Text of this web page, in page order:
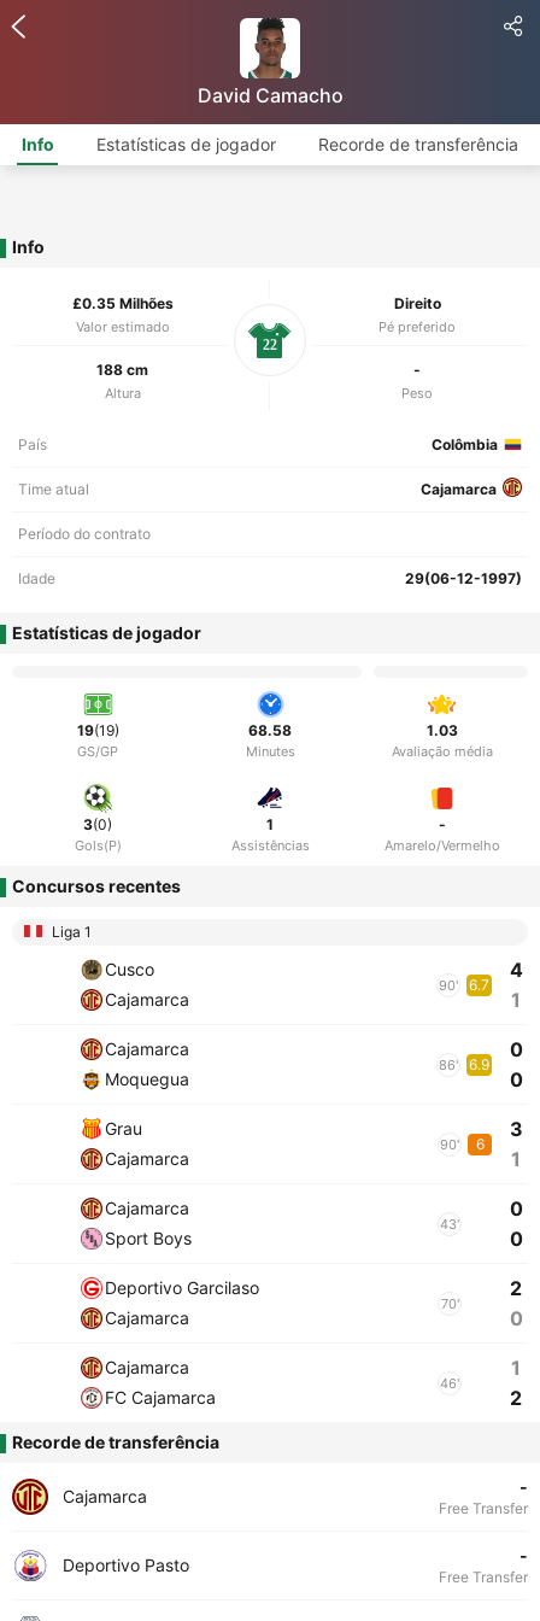
David Camacho
Info Estatísticas de jogador Recorde de transferência
Info
£0.35 Milhões
Valor estimado
Direito
Pé preferido
188 cm
Altura
-
Peso
22
País Colômbia
Time atual Cajamarca
Período do contrato
Idade 29(06-12-1997)
Estatísticas de jogador
19(19)
GS/GP
68.58
Minutes
1.03
Avaliação média
3(0)
Gols(P)
1
Assistências
-
Amarelo/Vermelho
Concursos recentes
Liga 1
Cusco
Cajamarca
90' 6.7
4
1
Cajamarca
Moquegua
86' 6.9
0
0
Grau
Cajamarca
90' 6
3
1
Cajamarca
Sport Boys
43'
0
0
Deportivo Garcilaso
Cajamarca
70'
2
0
Cajamarca
FC Cajamarca
46'
1
2
Recorde de transferência
Cajamarca -
Free Transfer
Deportivo Pasto -
Free Transfer